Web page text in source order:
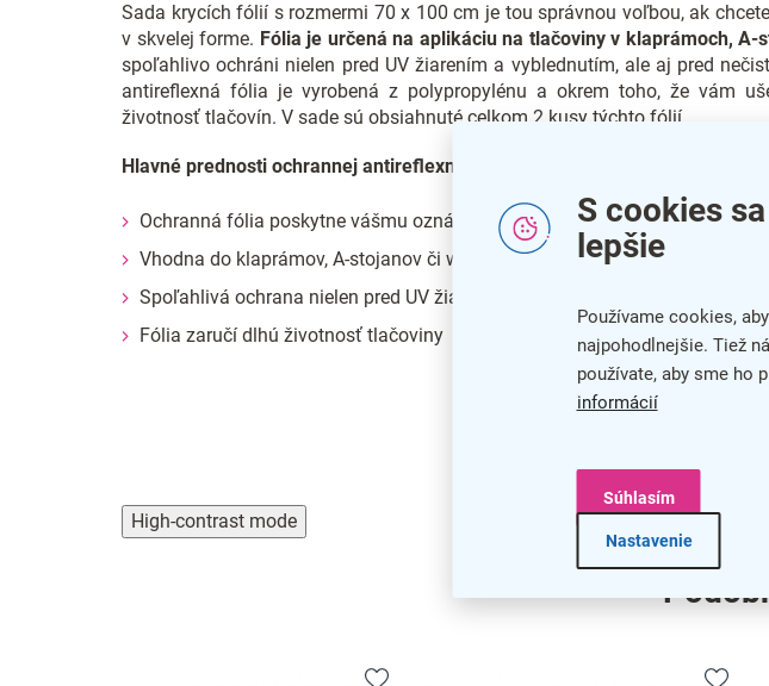
S cookies
lepšie
Používame cookies,
najpohodlnejšie. Tiež
používate, aby sme ho
informácií
Nastavenie
Súhlasím
Sada krycích fólií s rozmermi 70 x 100 cm je tou správnou voľbou, ak
v skvelej forme. Fólia je určená na aplikáciu na tlačoviny v klaprámoch, A-
spoľahlivo ochráni nielen pred UV žiarením a vyblednutím, ale aj pred
antireflexná fólia je vyrobená z polypropylénu a okrem toho, že vám
životnosť tlačovín. V sade sú obsiahnuté celkom 2 kusy týchto fólií.
Hlavné prednosti ochrannej antireflexnej UV fólie 70 x 100 cm:
Ochranná fólia poskytne vášmu oznámeniu vždy skvelú ochranu
Vhodna do klaprámov, A-stojanov či windtalkerov
Spoľahlivá ochrana nielen pred UV žiarením
Fólia zaručí dlhú životnosť tlačoviny
High-contrast mode